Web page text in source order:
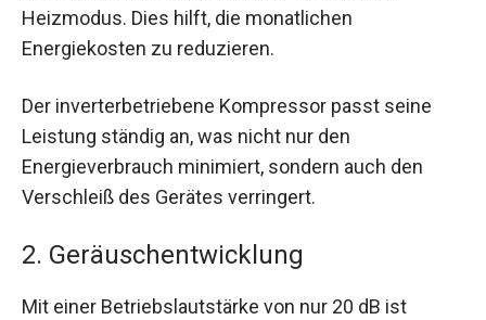
Heizmodus. Dies hilft, die monatlichen
Energiekosten zu reduzieren.
Der inverterbetriebene Kompressor passt seine
Leistung ständig an, was nicht nur den
Energieverbrauch minimiert, sondern auch den
Verschleiß des Gerätes verringert.
2. Geräuschentwicklung
Mit einer Betriebslautstärke von nur 20 dB ist